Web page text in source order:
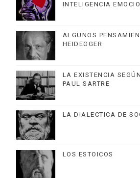
INTELIGENCIA
ALGUNOS
HEIDEGGER
LA EXISTENCIA
PAUL SARTRE
LA DIALECTICA DE
LOS ESTOICOS